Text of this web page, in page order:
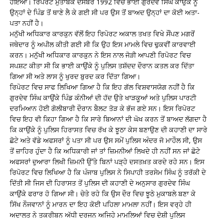
ਉਨ੍ਹਾਂ ਦੇ ਪਿੰਡ ਤੋਂ ਥਾਣੇ ਲੈ ਕੇ ਗਈ ਸੀ ਪਰ ਉਸ ਤੋਂ ਬਾਅਦ ਉਨ੍ਹਾਂ ਦਾ ਕੋਈ ਅਤਾ-
ਪਤਾ ਨਹੀਂ ਹੈ।
ਮਨੁੱਖੀ ਅਧਿਕਾਰ ਕਾਰਕੁਨ ਵੱਲੋਂ ਇਹ ਰਿਪੋਰਟ ਅਕਾਲ ਤਖਤ ਵਿਖੇ ਸੌਂਪਣ ਮਗਰੋਂ
ਜਥੇਦਾਰ ਨੂੰ ਅਪੀਲ ਕੀਤੀ ਗਈ ਸੀ ਕਿ ਉਹ ਇਸ ਮਾਮਲੇ ਵਿਚ ਢੁਕਵੀਂ ਕਾਰਵਾਈ
ਕਰਨ। ਮਨੁੱਖੀ ਅਧਿਕਾਰ ਕਾਰਕੁਨ ਨੇ ਇਸ ਨਾਲ ਜੋੜੀ ਆਪਣੀ ਰਿਪੋਰਟ ਵਿਚ
ਸਪਸ਼ਟ ਕੀਤਾ ਸੀ ਕਿ ਭਾਈ ਕਾਉਂਕੇ ਨੂੰ ਪੁਲਿਸ ਤਸ਼ੱਦਦ ਦੌਰਾਨ ਕਤਲ ਕਰ ਦਿੱਤਾ
ਗਿਆ ਸੀ ਅਤੇ ਲਾਸ ਨੂੰ ਖੁਰਦ ਬੁਰਦ ਕਰ ਦਿੱਤਾ ਗਿਆ।
ਰਿਪੋਰਟ ਵਿਚ ਸਾਫ ਲਿਖਿਆ ਗਿਆ ਹੈ ਕਿ ਇਹ ਗੱਲ ਵਿਸ਼ਵਾਸਯੋਗ ਨਹੀਂ ਹੈ ਕਿ
ਗੁਰਦੇਵ ਸਿੰਘ ਕਾਉਂਕੇ ਪਿੰਡ ਕੰਨੀਆਂ ਦੀ ਹੱਦ ਉਤੇ ਖਾੜਕੂਆਂ ਅਤੇ ਪੁਲਿਸ ਪਾਰਟੀ
ਦਰਮਿਆਨ ਹੋਈ ਗੋਲੀਬਾਰੀ ਦੌਰਾਨ ਬੈਲਟ ਤੋੜ ਕੇ ਭੱਜ ਗਏ ਸਨ। ਇਸ ਰਿਪੋਰਟ
ਵਿਚ ਇਹ ਵੀ ਕਿਹਾ ਗਿਆ ਹੈ ਕਿ ਸਾਰੇ ਬਿਆਨਾਂ ਦੀ ਘੋਖ ਕਰਨ ਤੋਂ ਬਾਅਦ ਲੱਗਦਾ ਹੈ
ਕਿ ਕਾਉਂਕੇ ਨੂੰ ਪੁਲਿਸ ਹਿਰਾਸਤ ਵਿਚ ਰੱਖ ਕੇ ਝੂਠਾ ਕੇਸ ਬਣਾਉਣ ਦੀ ਕਹਾਣੀ ਦਾ ਸਾਰੇ
ਛੋਟੇ ਅਤੇ ਵੱਡੇ ਅਫਸਰਾਂ ਨੂੰ ਪਤਾ ਸੀ ਪਰ ਉਸ ਸਮੇਂ ਪੁਲਿਸ ਅੰਦਰ ਜੋ ਮਾਹੌਲ ਸੀ, ਉਸ
ਤੋਂ ਜ਼ਾਹਿਰ ਹੁੰਦਾ ਹੈ ਕਿ ਅਧਿਕਾਰੀ ਜਾਂ ਤਾਂ ਜ਼ਿਮਨੀਆਂ ਲਿਖਦੇ ਹੀ ਨਹੀਂ ਸਨ ਜਾਂ ਛੋਟੇ
ਅਫਸਰਾਂ ਦੁਆਰਾ ਲਿਖੀ ਜ਼ਿਮਨੀ ਉੱਤੇ ਬਿਨਾਂ ਪੜ੍ਹੇ ਦਸਤਖ਼ਤ ਕਰਦੇ ਰਹੇ ਸਨ। ਇਸ
ਰਿਪੋਰਟ ਵਿਚ ਲਿਖਿਆ ਹੈ ਕਿ ਪੰਜਾਬ ਪੁਲਿਸ ਨੇ ਸਿਪਾਹੀ ਤਰਸੇਮ ਸਿੰਘ ਨੂੰ ਤਰੱਕੀ ਦੇ
ਦਿੱਤੀ ਸੀ ਜਿਸ ਦੀ ਹਿਰਾਸਤ ਤੋਂ ਪੁਲਿਸ ਦੀ ਕਹਾਣੀ ਦੇ ਅਨੁਸਾਰ ਗੁਰਦੇਵ ਸਿੰਘ
ਕਾਉਂਕੇ ਫਰਾਰ ਹੋ ਗਿਆ ਸੀ। ਚੇਤੇ ਰਹੇ ਕਿ ਉਸ ਦੌਰ ਵਿਚ ਝੂਠੇ ਮੁਕਾਬਲੇ ਬਣਾ ਕੇ
ਸਿੱਖ ਨੌਜਵਾਨਾਂ ਨੂੰ ਮਾਰਨ ਦਾ ਇਹ ਕੋਈ ਪਹਿਲਾ ਮਾਮਲਾ ਨਹੀਂ। ਇਸ ਵਰ੍ਹੇ ਹੀ
ਅਦਾਲਤ ਨੇ ਤਕਰੀਬਨ ਅੱਧੀ ਦਰਜਨ ਅਜਿਹੇ ਮਾਮਲਿਆਂ ਵਿਚ ਦੋਸ਼ੀ ਪੁਲਿਸ